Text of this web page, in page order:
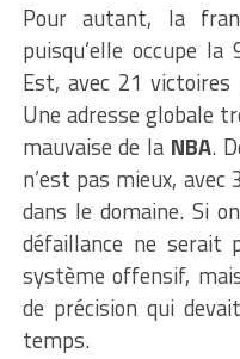
Pour autant, la
puisqu’elle occupe
Est, avec 21
Une adresse globale
mauvaise de la NBA.
n’est pas mieux,
dans le domaine. Si
défaillance ne serait
système offensif,
de précision qui
temps.